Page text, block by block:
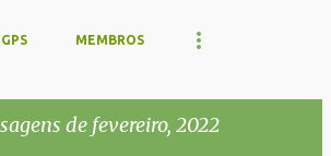
GPS MEMBROS
de fevereiro, 2022